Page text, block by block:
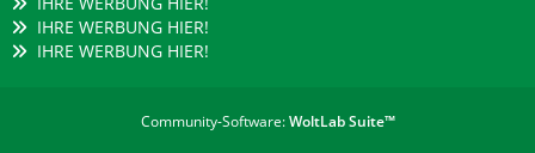
IHRE WERBUNG HIER!
IHRE WERBUNG HIER!
Community-Software:WoltLab Suite™